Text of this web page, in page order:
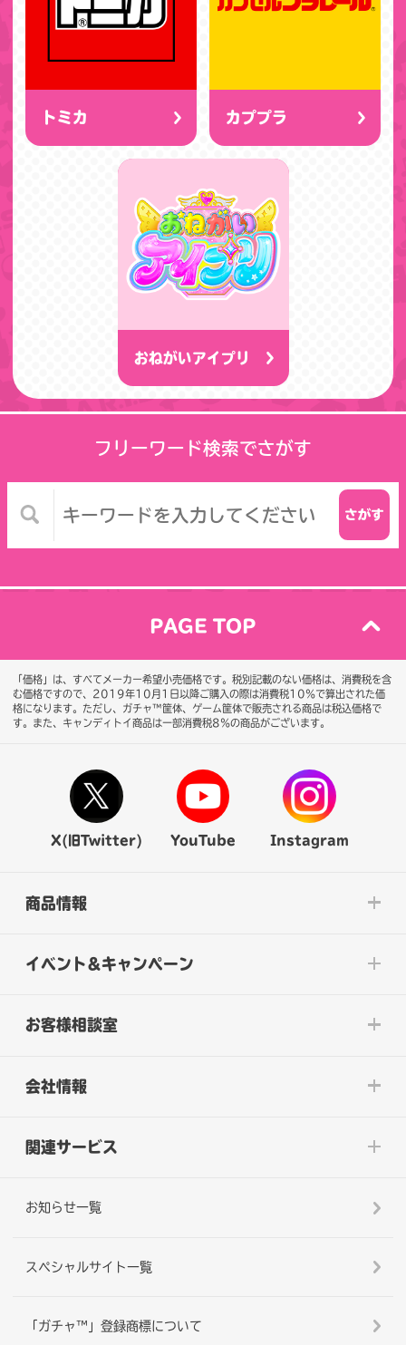
トミカ カププラ
おねがいアイプリ
フリーワード検索でさがす
PAGE TOP
「価格」は、すべてメーカー希望小売価格です。税別記載のない価格は、消費税を含
む価格ですので、2019年10月1日以降ご購入の際は消費税10％で算出された価
格になります。 ただし、ガチャ™筐体、ゲーム筐体で販売される商品は税込価格で
す。また、キャンディトイ商品は一部消費税8％の商品がございます。
X(旧Twitter) YouTube Instagram
商品情報
イベント&キャンペーン
お客様相談室
会社情報
関連サービス
お知らせ一覧
スペシャルサイト一覧
「ガチャ™」登録商標について